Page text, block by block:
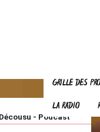
GRILLE DES
LA RADIO
- Podcast